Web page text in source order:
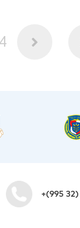
+(995